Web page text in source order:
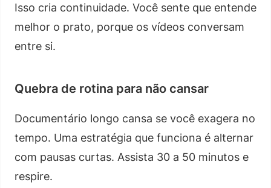
Isso cria continuidade. Você sente que entende
melhor o prato, porque os vídeos conversam
entre si.
Quebra de rotina para não cansar
Documentário longo cansa se você exagera no
tempo. Uma estratégia que funciona é alternar
com pausas curtas. Assista 30 a 50 minutos e
respire.